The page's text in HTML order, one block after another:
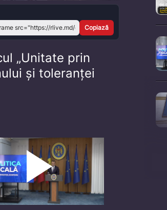
Copiază
„Unitate prin
și toleranței